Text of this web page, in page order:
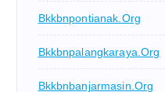
Bkkbnpontianak.org
Bkkbnpalangkaraya.org
Bkkbnbanjarmasin.org